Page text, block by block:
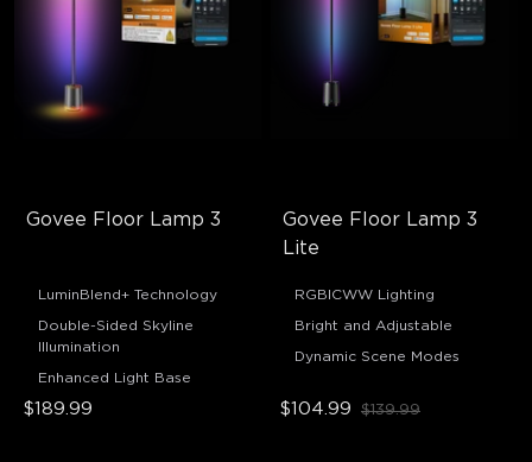
Govee Floor Lamp 3
LuminBlend+ Technology
Double-Sided Skyline
Illumination
Enhanced Light Base
$189.99
Govee Floor Lamp 3
Lite
RGBICWW Lighting
Bright and Adjustable
Dynamic Scene Modes
$104.99 $139.99